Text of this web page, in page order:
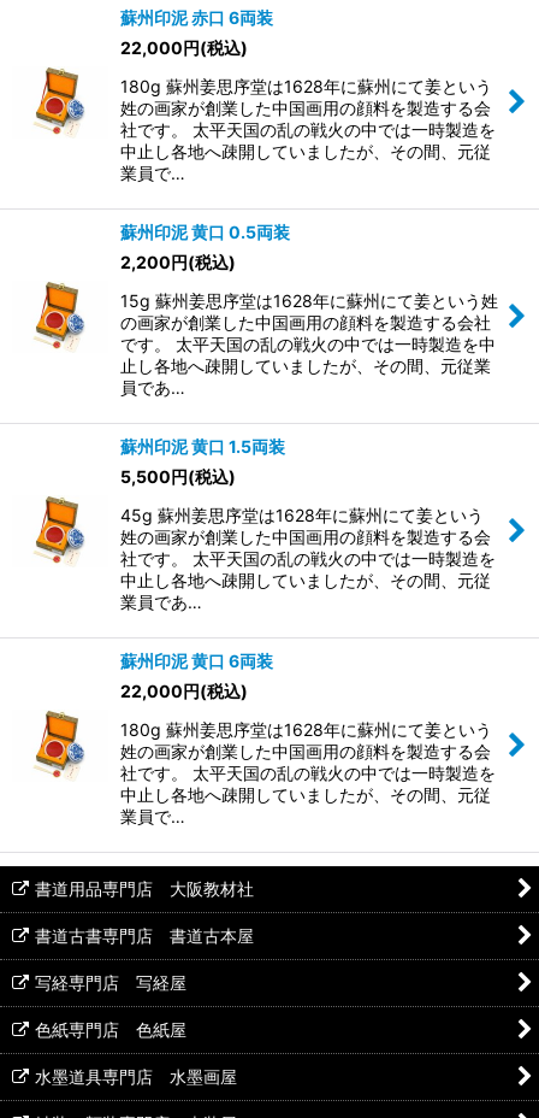
蘇州印泥 赤口 6両装
22,000円(税込)
180g 蘇州姜思序堂は1628年に蘇州にて姜という
姓の画家が創業した中国画用の顔料を製造する会
社です。 太平天国の乱の戦火の中では一時製造を
中止し各地へ疎開していましたが、その間、元従
業員で…
蘇州印泥 黄口 0.5両装
2,200円(税込)
15g 蘇州姜思序堂は1628年に蘇州にて姜という姓
の画家が創業した中国画用の顔料を製造する会社
です。 太平天国の乱の戦火の中では一時製造を中
止し各地へ疎開していましたが、その間、元従業
員であ…
蘇州印泥 黄口 1.5両装
5,500円(税込)
45g 蘇州姜思序堂は1628年に蘇州にて姜という
姓の画家が創業した中国画用の顔料を製造する会
社です。 太平天国の乱の戦火の中では一時製造を
中止し各地へ疎開していましたが、その間、元従
業員であ…
蘇州印泥 黄口 6両装
22,000円(税込)
180g 蘇州姜思序堂は1628年に蘇州にて姜という
姓の画家が創業した中国画用の顔料を製造する会
社です。 太平天国の乱の戦火の中では一時製造を
中止し各地へ疎開していましたが、その間、元従
業員で…
書道用品専門店 大阪教材社
書道古書専門店 書道古本屋
写経専門店 写経屋
色紙専門店 色紙屋
水墨道具専門店 水墨画屋